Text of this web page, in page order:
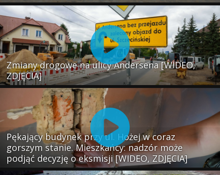
Zmiany drogowe na ulicy Andersena [WIDEO,
ZDJĘCIA]
Pękający budynek przy ul. Hożej w coraz
gorszym stanie. Mieszkańcy: nadzór może
podjąć decyzję o eksmisji [WIDEO, ZDJĘCIA]